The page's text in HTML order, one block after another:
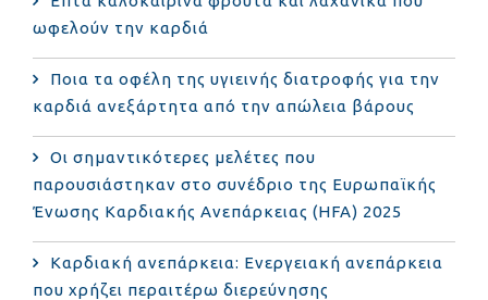
ωφελούν την καρδιά
Ποια τα οφέλη της υγιεινής διατροφής για την
καρδιά ανεξάρτητα από την απώλεια βάρους
Οι σημαντικότερες μελέτες που
παρουσιάστηκαν στο συνέδριο της Ευρωπαϊκής
Ένωσης Καρδιακής Ανεπάρκειας (HFA) 2025
Καρδιακή ανεπάρκεια: Ενεργειακή ανεπάρκεια
που χρήζει περαιτέρω διερεύνησης